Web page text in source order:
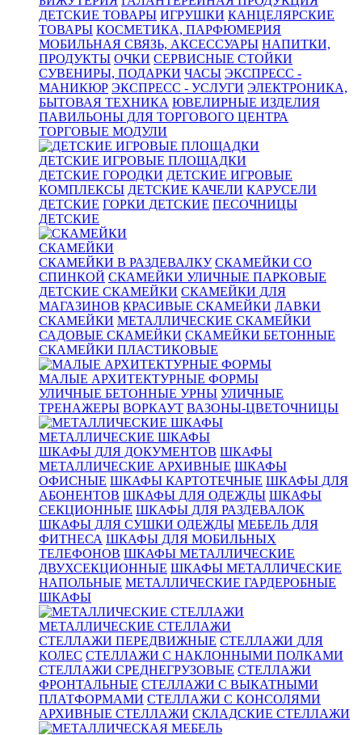
ДЕТСКИЕ ТОВАРЫ ИГРУШКИ КАНЦЕЛЯРСКИЕ
ТОВАРЫ КОСМЕТИКА, ПАРФЮМЕРИЯ
МОБИЛЬНАЯ СВЯЗЬ, АКСЕССУАРЫ НАПИТКИ,
ПРОДУКТЫ ОЧКИ СЕРВИСНЫЕ СТОЙКИ
СУВЕНИРЫ, ПОДАРКИ ЧАСЫ ЭКСПРЕСС -
МАНИКЮР ЭКСПРЕСС - УСЛУГИ ЭЛЕКТРОНИКА,
БЫТОВАЯ ТЕХНИКА ЮВЕЛИРНЫЕ ИЗДЕЛИЯ
ПАВИЛЬОНЫ ДЛЯ ТОРГОВОГО ЦЕНТРА
ТОРГОВЫЕ МОДУЛИ
ДЕТСКИЕ ИГРОВЫЕ ПЛОЩАДКИ
ДЕТСКИЕ ГОРОДКИ ДЕТСКИЕ ИГРОВЫЕ
КОМПЛЕКСЫ ДЕТСКИЕ КАЧЕЛИ КАРУСЕЛИ
ДЕТСКИЕ ГОРКИ ДЕТСКИЕ ПЕСОЧНИЦЫ
ДЕТСКИЕ
СКАМЕЙКИ
СКАМЕЙКИ В РАЗДЕВАЛКУ СКАМЕЙКИ СО
СПИНКОЙ СКАМЕЙКИ УЛИЧНЫЕ ПАРКОВЫЕ
ДЕТСКИЕ СКАМЕЙКИ СКАМЕЙКИ ДЛЯ
МАГАЗИНОВ КРАСИВЫЕ СКАМЕЙКИ ЛАВКИ
СКАМЕЙКИ МЕТАЛЛИЧЕСКИЕ СКАМЕЙКИ
САДОВЫЕ СКАМЕЙКИ СКАМЕЙКИ БЕТОННЫЕ
СКАМЕЙКИ ПЛАСТИКОВЫЕ
МАЛЫЕ АРХИТЕКТУРНЫЕ ФОРМЫ
УЛИЧНЫЕ БЕТОННЫЕ УРНЫ УЛИЧНЫЕ
ТРЕНАЖЕРЫ ВОРКАУТ ВАЗОНЫ-ЦВЕТОЧНИЦЫ
МЕТАЛЛИЧЕСКИЕ ШКАФЫ
ШКАФЫ ДЛЯ ДОКУМЕНТОВ ШКАФЫ
МЕТАЛЛИЧЕСКИЕ АРХИВНЫЕ ШКАФЫ
ОФИСНЫЕ ШКАФЫ КАРТОТЕЧНЫЕ ШКАФЫ ДЛЯ
АБОНЕНТОВ ШКАФЫ ДЛЯ ОДЕЖДЫ ШКАФЫ
СЕКЦИОННЫЕ ШКАФЫ ДЛЯ РАЗДЕВАЛОК
ШКАФЫ ДЛЯ СУШКИ ОДЕЖДЫ МЕБЕЛЬ ДЛЯ
ФИТНЕСА ШКАФЫ ДЛЯ МОБИЛЬНЫХ
ТЕЛЕФОНОВ ШКАФЫ МЕТАЛЛИЧЕСКИЕ
ДВУХСЕКЦИОННЫЕ ШКАФЫ МЕТАЛЛИЧЕСКИЕ
НАПОЛЬНЫЕ МЕТАЛЛИЧЕСКИЕ ГАРДЕРОБНЫЕ
ШКАФЫ
МЕТАЛЛИЧЕСКИЕ СТЕЛЛАЖИ
СТЕЛЛАЖИ ПЕРЕДВИЖНЫЕ СТЕЛЛАЖИ ДЛЯ
КОЛЕС СТЕЛЛАЖИ С НАКЛОННЫМИ ПОЛКАМИ
СТЕЛЛАЖИ СРЕДНЕГРУЗОВЫЕ СТЕЛЛАЖИ
ФРОНТАЛЬНЫЕ СТЕЛЛАЖИ С ВЫКАТНЫМИ
ПЛАТФОРМАМИ СТЕЛЛАЖИ С КОНСОЛЯМИ
АРХИВНЫЕ СТЕЛЛАЖИ СКЛАДСКИЕ СТЕЛЛАЖИ